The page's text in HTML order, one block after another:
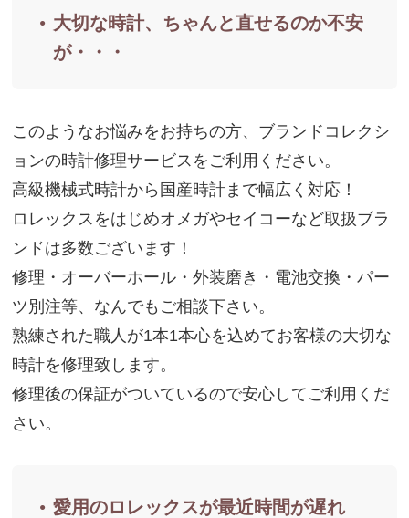
大切な時計、ちゃんと直せるのか不安
が・・・
このようなお悩みをお持ちの方、ブランドコレクシ
ョンの時計修理サービスをご利用ください。
高級機械式時計から国産時計まで幅広く対応！
ロレックスをはじめオメガやセイコーなど取扱ブラ
ンドは多数ございます！
修理・オーバーホール・外装磨き・電池交換・パー
ツ別注等、なんでもご相談下さい。
熟練された職人が1本1本心を込めてお客様の大切な
時計を修理致します。
修理後の保証がついているので安心してご利用くだ
さい。
愛用のロレックスが最近時間が遅れ